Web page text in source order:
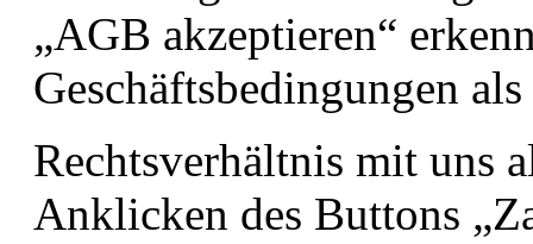
„AGB akzeptieren“
Geschäftsbedingungen
Rechtsverhältnis mit uns
Anklicken des Buttons